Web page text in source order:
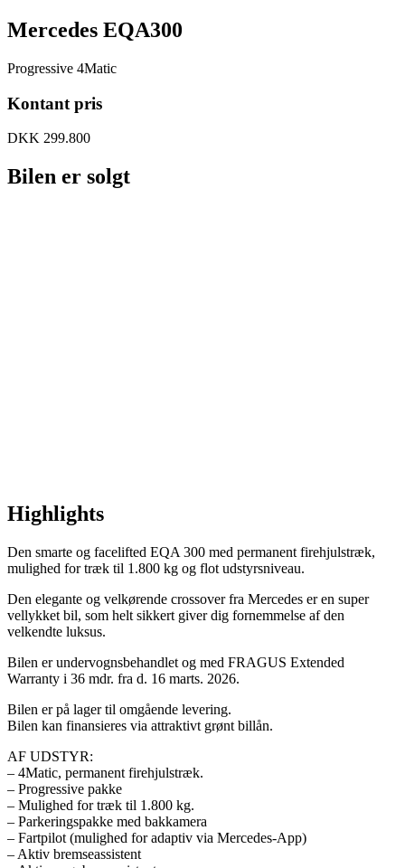
Mercedes EQA300
Progressive 4Matic
Kontant pris
DKK 299.800
Bilen er solgt
Highlights
Den smarte og facelifted EQA 300 med permanent firehjulstræk,
mulighed for træk til 1.800 kg og flot udstyrsniveau.
Den elegante og velkørende crossover fra Mercedes er en super
vellykket bil, som helt sikkert giver dig fornemmelse af den
velkendte luksus.
Bilen er undervognsbehandlet og med FRAGUS Extended
Warranty i 36 mdr. fra d. 16 marts. 2026.
Bilen er på lager til omgående levering.
Bilen kan finansieres via attraktivt grønt billån.
AF UDSTYR:
– 4Matic, permanent firehjulstræk.
– Progressive pakke
– Mulighed for træk til 1.800 kg.
– Parkeringspakke med bakkamera
– Fartpilot (mulighed for adaptiv via Mercedes-App)
– Aktiv bremseassistent